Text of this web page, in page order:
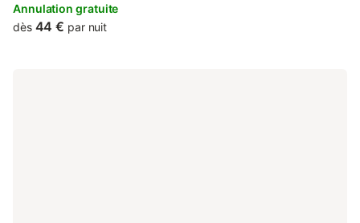
room is equipped with a desk.
Annulation gratuite
dès 44 € par nuit